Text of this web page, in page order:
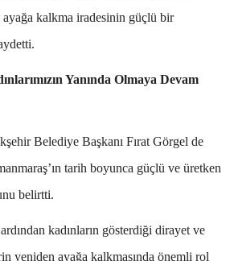
kalkma iradesinin güçlü bir
Yanında Olmaya Devam
Belediye Başkanı Fırat Görgel de
tarih boyunca güçlü ve üretken
belirtti.
kadınların gösterdiği dirayet ve
yeniden ayağa kalkmasında önemli rol